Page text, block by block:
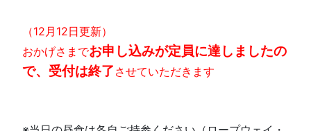
（12月12日更新）
おかげさまでお申し込みが定員に達しましたの
で、受付は終了 させていただきます